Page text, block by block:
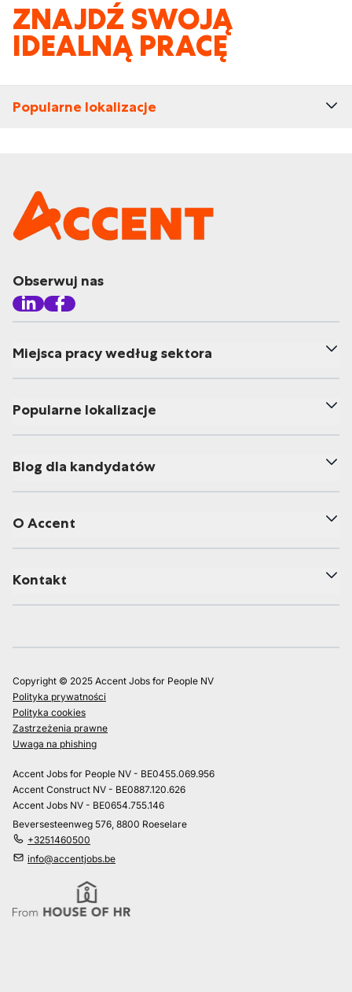
ZNAJDŹ SWOJĄ
IDEALNĄ PRACĘ
Popularne lokalizacje
Obserwuj nas
Miejsca pracy według sektora
Popularne lokalizacje
Blog dla kandydatów
O Accent
Kontakt
Copyright © 2025 Accent Jobs for People NV
Polityka prywatności
Polityka cookies
Zastrzeżenia prawne
Uwaga na phishing
Accent Jobs for People NV - BE0455.069.956
Accent Construct NV - BE0887.120.626
Accent Jobs NV - BE0654.755.146
Beversesteenweg 576, 8800 Roeselare
+3251460500
info@accentjobs.be